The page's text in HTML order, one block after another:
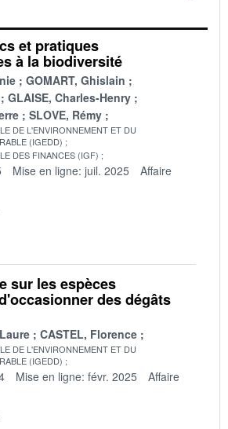
et pratiques
à la biodiversité
GOMART, Ghislain
GLAISE, Charles-Henry
SLOVE, Rémy
DE L'ENVIRONNEMENT ET DU
(IGEDD)
DES FINANCES (IGF)
Mise en ligne: juil. 2025
Affaire
sur les espèces
des dégâts
CASTEL, Florence
DE L'ENVIRONNEMENT ET DU
(IGEDD)
Mise en ligne: févr. 2025
Affaire